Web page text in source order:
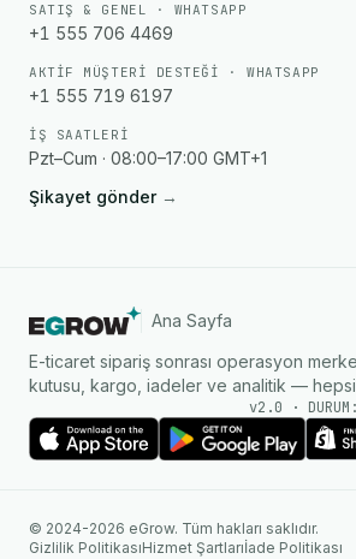
SATIŞ & GENEL · WHATSAPP
+1 555 706 4469
AKTIF MÜŞTERI DESTEĞI · WHATSAPP
+1 555 719 6197
İŞ SAATLERI
Pzt–Cum · 08:00–17:00 GMT+1
Şikayet gönder →
Ana Sayfa
E-ticaret sipariş sonrası operasyon
kutusu, kargo, iadeler ve analitik —
v2.0 · DURUM:
© 2024-2026 eGrow. Tüm hakları saklıdır.
Gizlilik PolitikasıHizmet Şartlarıİade Politikası
yanıtlar